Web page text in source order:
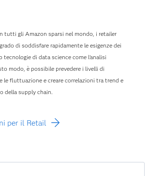
tutti gli Amazon sparsi nel mondo, i retailer
di soddisfare rapidamente le esigenze dei
di data science come l'analisi
modo, è possibile prevedere i livelli di
le fluttuazione e creare correlazioni tra trend e
della supply chain.
per il Retail